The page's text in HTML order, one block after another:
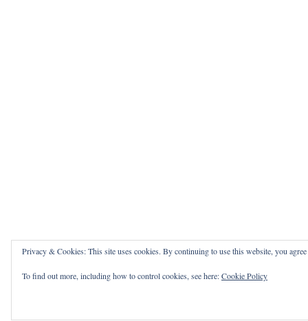
Privacy & Cookies: This site uses cookies. By continuing to use this website, you
To find out more, including how to control cookies, see here:Cookie Policy